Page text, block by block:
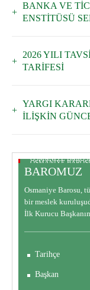
BANKA VE
ENSTİTÜSÜ
2026 YILI
TARİFESİ
YARGI
İLİŞKİN
OSMANİYE
BAROMUZ
OSMANİYE
BARO
BAROMUZ
Osmaniye Barosu,
bir meslek
İlk Kurucu
Tarihçe
Başkan